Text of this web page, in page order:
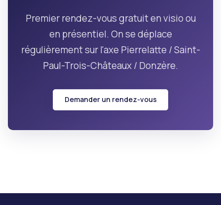
Premier rendez-vous gratuit en visio ou
en présentiel. On se déplace
régulièrement sur l'axe Pierrelatte / Saint-
Paul-Trois-Châteaux / Donzère.
Demander un rendez-vous